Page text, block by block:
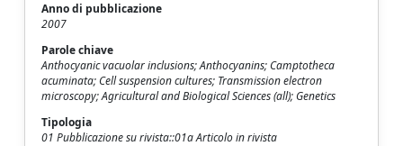
Anno di pubblicazione
2007
Parole chiave
Anthocyanic vacuolar inclusions; Anthocyanins; Camptotheca
acuminata; Cell suspension cultures; Transmission electron
microscopy; Agricultural and Biological Sciences (all); Genetics
Tipologia
01 Pubblicazione su rivista::01a Articolo in rivista